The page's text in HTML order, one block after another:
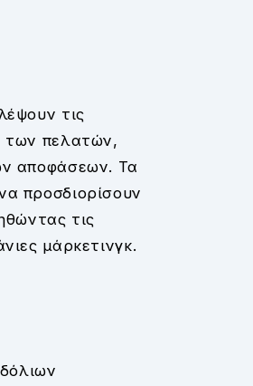
τις
των πελατών,
αποφάσεων. Τα
προσδιορίσουν
τις
μάρκετινγκ.